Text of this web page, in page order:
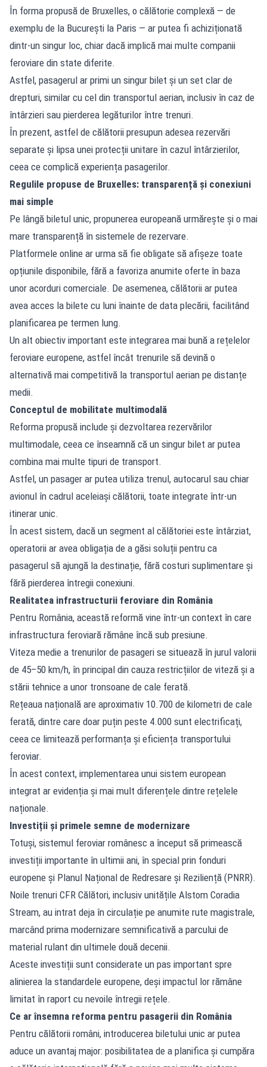
În forma propusă de Bruxelles, o călătorie complexă — de
exemplu de la București la Paris — ar putea fi achiziționată
dintr-un singur loc, chiar dacă implică mai multe companii
feroviare din state diferite.
Astfel, pasagerul ar primi un singur bilet și un set clar de
drepturi, similar cu cel din transportul aerian, inclusiv în caz de
întârzieri sau pierderea legăturilor între trenuri.
În prezent, astfel de călătorii presupun adesea rezervări
separate și lipsa unei protecții unitare în cazul întârzierilor,
ceea ce complică experiența pasagerilor.
Regulile propuse de Bruxelles: transparență și conexiuni
mai simple
Pe lângă biletul unic, propunerea europeană urmărește și o mai
mare transparență în sistemele de rezervare.
Platformele online ar urma să fie obligate să afișeze toate
opțiunile disponibile, fără a favoriza anumite oferte în baza
unor acorduri comerciale. De asemenea, călătorii ar putea
avea acces la bilete cu luni înainte de data plecării, facilitând
planificarea pe termen lung.
Un alt obiectiv important este integrarea mai bună a rețelelor
feroviare europene, astfel încât trenurile să devină o
alternativă mai competitivă la transportul aerian pe distanțe
medii.
Conceptul de mobilitate multimodală
Reforma propusă include și dezvoltarea rezervărilor
multimodale, ceea ce înseamnă că un singur bilet ar putea
combina mai multe tipuri de transport.
Astfel, un pasager ar putea utiliza trenul, autocarul sau chiar
avionul în cadrul aceleiași călătorii, toate integrate într-un
itinerar unic.
În acest sistem, dacă un segment al călătoriei este întârziat,
operatorii ar avea obligația de a găsi soluții pentru ca
pasagerul să ajungă la destinație, fără costuri suplimentare și
fără pierderea întregii conexiuni.
Realitatea infrastructurii feroviare din România
Pentru România, această reformă vine într-un context în care
infrastructura feroviară rămâne încă sub presiune.
Viteza medie a trenurilor de pasageri se situează în jurul valorii
de 45–50 km/h, în principal din cauza restricțiilor de viteză și a
stării tehnice a unor tronsoane de cale ferată.
Rețeaua națională are aproximativ 10.700 de kilometri de cale
ferată, dintre care doar puțin peste 4.000 sunt electrificați,
ceea ce limitează performanța și eficiența transportului
feroviar.
În acest context, implementarea unui sistem european
integrat ar evidenția și mai mult diferențele dintre rețelele
naționale.
Investiții și primele semne de modernizare
Totuși, sistemul feroviar românesc a început să primească
investiții importante în ultimii ani, în special prin fonduri
europene și Planul Național de Redresare și Reziliență (PNRR).
Noile trenuri CFR Călători, inclusiv unitățile Alstom Coradia
Stream, au intrat deja în circulație pe anumite rute magistrale,
marcând prima modernizare semnificativă a parcului de
material rulant din ultimele două decenii.
Aceste investiții sunt considerate un pas important spre
alinierea la standardele europene, deși impactul lor rămâne
limitat în raport cu nevoile întregii rețele.
Ce ar însemna reforma pentru pasagerii din România
Pentru călătorii români, introducerea biletului unic ar putea
aduce un avantaj major: posibilitatea de a planifica și cumpăra